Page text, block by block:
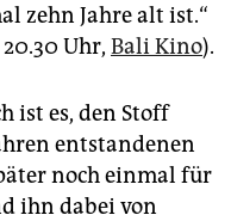
zehn Jahre alt ist.“
20.30 Uhr, Bali Kino).
ist es, den Stoff
entstandenen
noch einmal für
ihn dabei von